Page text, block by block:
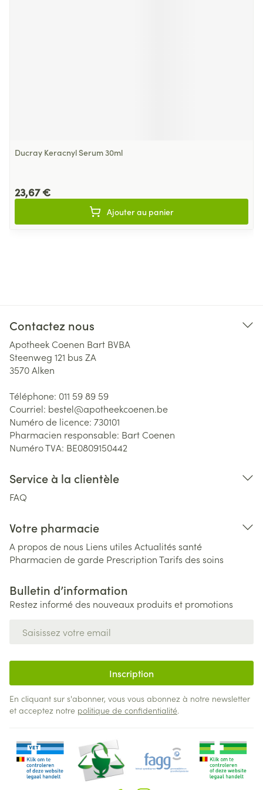
Ducray Keracnyl Serum 30ml
23,67 €
Ajouter au panier
Contactez nous
Apotheek Coenen Bart BVBA
Steenweg 121 bus ZA
3570Alken
Téléphone: 011 59 89 59
Courriel: bestel@apotheekcoenen.be
Numéro de licence: 730101
Pharmacien responsable: Bart Coenen
Numéro TVA: BE0809150442
Service à la clientèle
FAQ
Votre pharmacie
A propos de nous Liens utiles Actualités santé
Pharmacien de garde PrescriptionTarifs des soins
Bulletin d’information
Restez informé des nouveaux produits et promotions
Inscription
En cliquant sur s'abonner, vous vous abonnez à notre newsletter
et acceptez notre politique de confidentialité.